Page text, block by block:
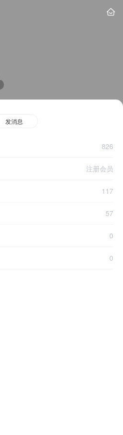
发消息
826
注册会员
117
57
0
0